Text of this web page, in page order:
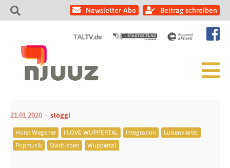
Newsletter-Abo Beitrag schreiben
21.01.2020 stoggi
Horst Wegener I LOVE WUPPERTAL Integration
Luisenviertel
Popmusik
Stadtleben Wuppertal